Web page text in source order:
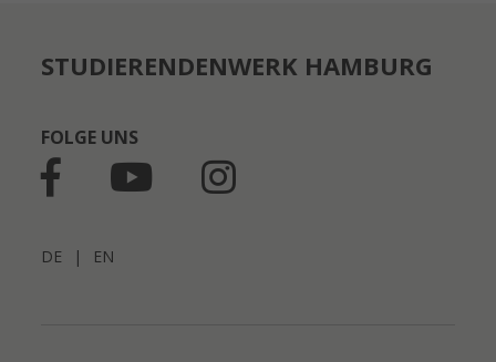
STUDIERENDENWERK HAMBURG
FOLGE UNS
DE | EN